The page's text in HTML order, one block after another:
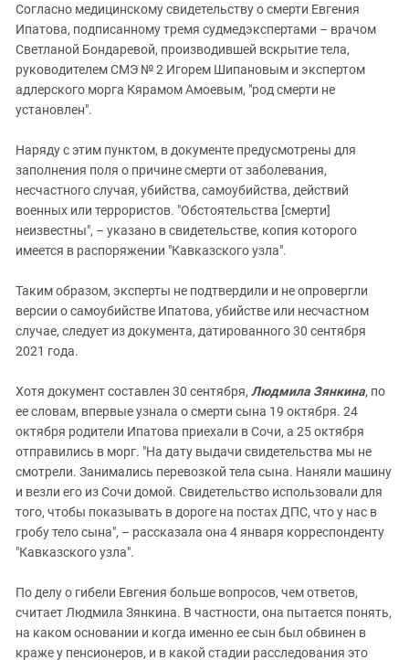
Согласно медицинскому свидетельству о смерти Евгения
Ипатова, подписанному тремя судмедэкспертами – врачом
Светланой Бондаревой, производившей вскрытие тела,
руководителем СМЭ № 2 Игорем Шипановым и экспертом
адлерского морга Кярамом Амоевым, "род смерти не
установлен".
Наряду с этим пунктом, в документе предусмотрены для
заполнения поля о причине смерти от заболевания,
несчастного случая, убийства, самоубийства, действий
военных или террористов. "Обстоятельства [смерти]
неизвестны", – указано в свидетельстве, копия которого
имеется в распоряжении "Кавказского узла".
Таким образом, эксперты не подтвердили и не опровергли
версии о самоубийстве Ипатова, убийстве или несчастном
случае, следует из документа, датированного 30 сентября
2021 года.
Хотя документ составлен 30 сентября, Людмила Зянкина, по
ее словам, впервые узнала о смерти сына 19 октября. 24
октября родители Ипатова приехали в Сочи, а 25 октября
отправились в морг. "На дату выдачи свидетельства мы не
смотрели. Занимались перевозкой тела сына. Наняли машину
и везли его из Сочи домой. Свидетельство использовали для
того, чтобы показывать в дороге на постах ДПС, что у нас в
гробу тело сына", – рассказала она 4 января корреспонденту
"Кавказского узла".
По делу о гибели Евгения больше вопросов, чем ответов,
считает Людмила Зянкина. В частности, она пытается понять,
на каком основании и когда именно ее сын был обвинен в
краже у пенсионеров, и в какой стадии расследования это